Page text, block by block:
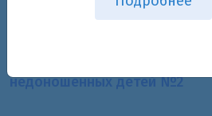
Квалификация:
Отделение
недоношенных детей №2